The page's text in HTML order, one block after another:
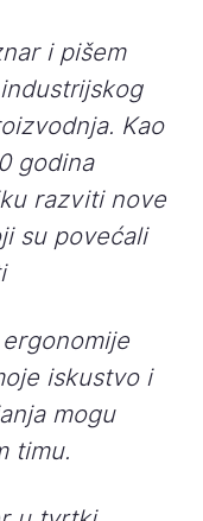
i pišem
Kao
godina
razviti nove
su povećali
iskustvo i
mogu
timu.